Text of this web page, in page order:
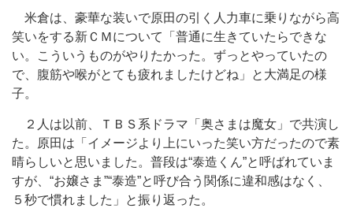
米倉は、豪華な装いで原田の引く人力車に乗りながら高
笑いをする新ＣＭについて「普通に生きていたらできな
い。こういうものがやりたかった。ずっとやっていたの
で、腹筋や喉がとても疲れましたけどね」と大満足の様
子。
２人は以前、ＴＢＳ系ドラマ「奥さまは魔女」で共演し
た。原田は「イメージより上にいった笑い方だったので素
晴らしいと思いました。普段は“泰造くん”と呼ばれていま
すが、“お嬢さま”“泰造”と呼び合う関係に違和感はなく、
５秒で慣れました」と振り返った。